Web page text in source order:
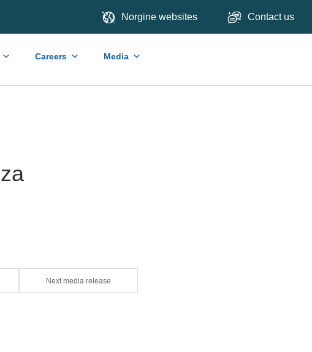
Norgine websites Contact us
Careers Media
Next media release